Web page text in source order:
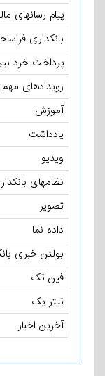
پیام رسانهای
بانکداری
پرداخت خرد
رویدادهای
آموزش
یادداشت
ویدیو
نظامهای
تصویر
داده نما
بولتن خبری
فین تک
تیتر یک
آخرین اخبار